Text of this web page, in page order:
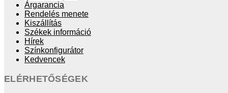
Árgarancia
Rendelés menete
Kiszállítás
Székek információ
Hírek
Színkonfigurátor
Kedvencek
ELÉRHETŐSÉGEK